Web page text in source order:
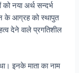
नया अर्थ सन्दर्भ
के आग्रह को स्थापुत
देने वाले प्रगतिशील
इनके माता का नाम